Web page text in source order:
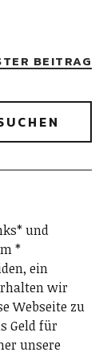
BEITRAG
und
*
ein
wir
Webseite zu
Geld für
unsere